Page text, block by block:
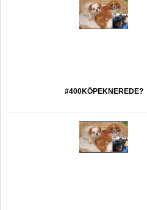
#400KÖPEKNEREDE?